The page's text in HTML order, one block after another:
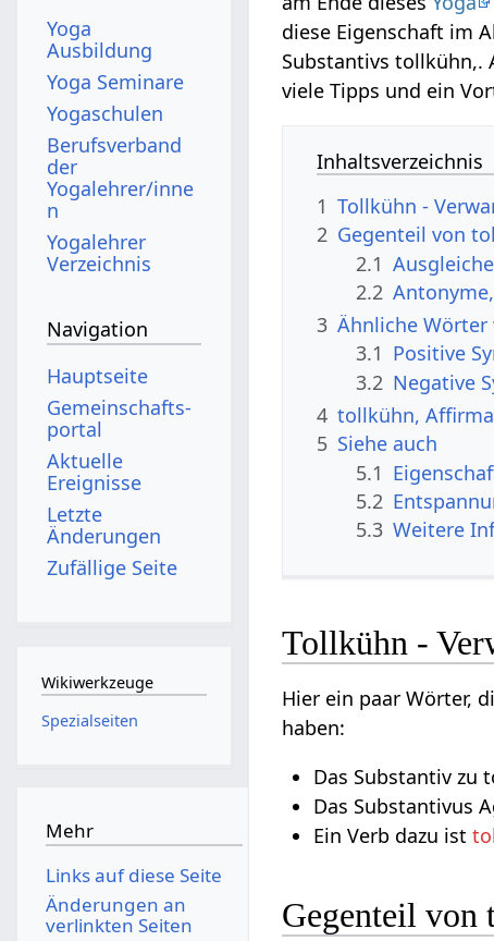
diese Eigenschaft im
Substantivs tollkühn,.
viele Tipps und ein
Inhaltsverzeichnis
1 Tollkühn -
2 Gegenteil von
2.1
2.2
3 Ähnliche
3.1 Positive
3.2 Negative
4 tollkühn,
5 Siehe auch
5.1
5.2
5.3 Weitere
Tollkühn -
Hier ein paar Wörter,
haben:
Das Substantiv zu
Das Substantivus
Ein Verb dazu ist
Gegenteil von
Yoga
Ausbildung
Yoga Seminare
Yogaschulen
Berufsverband
der
Yogalehrer/inne
n
Yogalehrer
Verzeichnis
Navigation
Hauptseite
Gemeinschafts­
portal
Aktuelle
Ereignisse
Letzte
Änderungen
Zufällige Seite
Wikiwerkzeuge
Spezialseiten
Mehr
Links auf diese Seite
Änderungen an
verlinkten Seiten